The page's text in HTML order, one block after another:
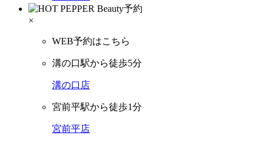
×
WEB予約はこちら
溝の口駅から徒歩5分
溝の口店
宮前平駅から徒歩1分
宮前平店